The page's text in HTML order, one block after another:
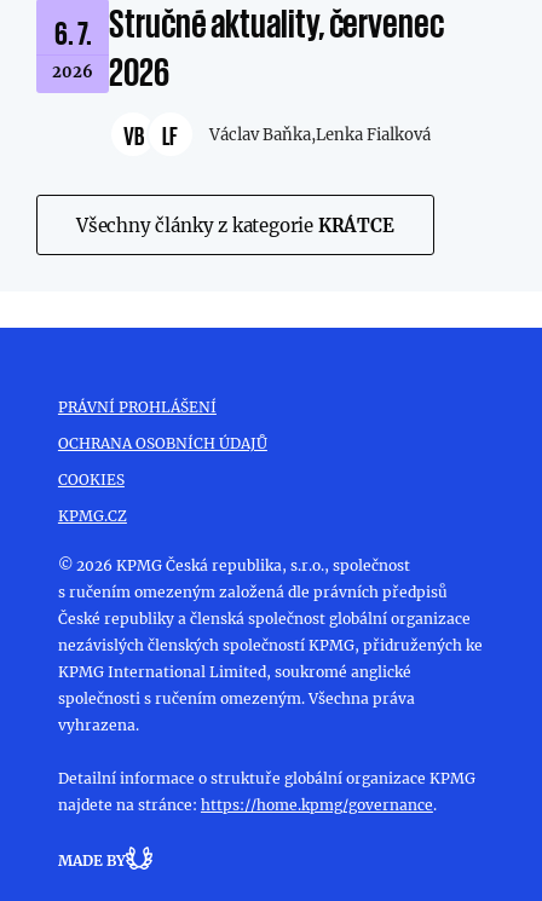
6. 7.
2026
Stručné aktuality, červenec
2026
VB LF Václav Baňka,Lenka Fialková
Všechny články z kategorie KRÁTCE
PRÁVNÍ PROHLÁŠENÍ
OCHRANA OSOBNÍCH ÚDAJŮ
COOKIES
KPMG.CZ
© 2026 KPMG Česká republika, s.r.o., společnost
s ručením omezeným založená dle právních předpisů
České republiky a členská společnost globální organizace
nezávislých členských společností KPMG, přidružených ke
KPMG International Limited, soukromé anglické
společnosti s ručením omezeným. Všechna práva
vyhrazena.
Detailní informace o struktuře globální organizace KPMG
najdete na stránce: https://home.kpmg/governance.
MADE BY